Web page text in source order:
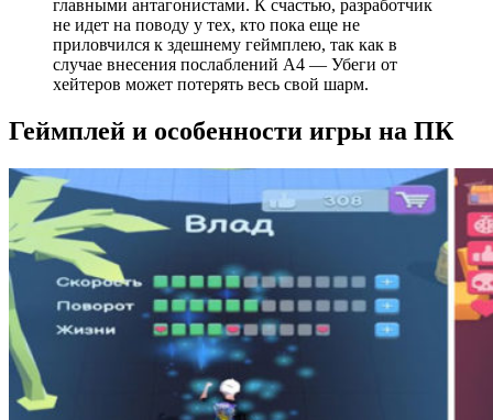
главными антагонистами. К счастью, разработчик
не идет на поводу у тех, кто пока еще не
приловчился к здешнему геймплею, так как в
случае внесения послаблений А4 — Убеги от
хейтеров может потерять весь свой шарм.
Геймплей и особенности игры на ПК